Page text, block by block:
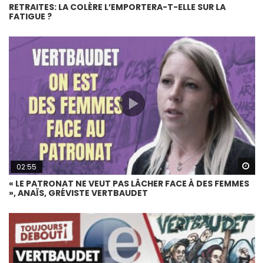
RETRAITES: LA COLÈRE L’EMPORTERA-T-ELLE SUR LA
FATIGUE ?
02:55
« LE PATRONAT NE VEUT PAS LÂCHER FACE À DES FEMMES
», ANAÏS, GRÉVISTE VERTBAUDET